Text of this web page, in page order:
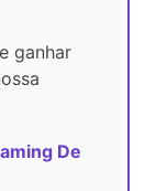
ganhar
De